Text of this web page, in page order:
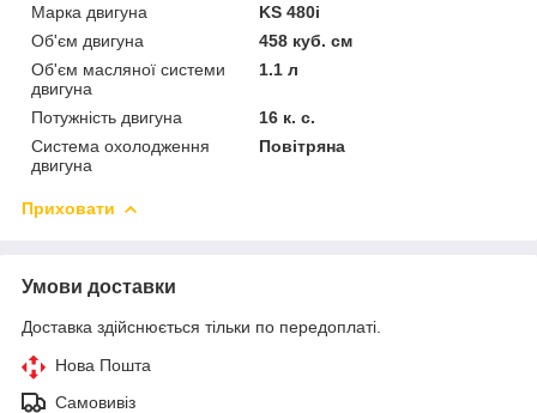
Марка двигуна
KS 480i
Об'єм двигуна
458 куб. см
Об'єм масляної системи
двигуна
1.1 л
Потужність двигуна
16 к. с.
Система охолодження
двигуна
Повітряна
Приховати
Умови доставки
Доставка здійснюється тільки по передоплаті.
Нова Пошта
Самовивіз